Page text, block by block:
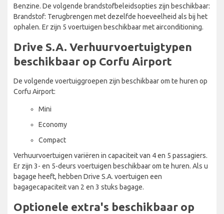
Benzine. De volgende brandstofbeleidsopties zijn beschikbaar:
Brandstof: Terugbrengen met dezelfde hoeveelheid als bij het
ophalen. Er zijn 5 voertuigen beschikbaar met airconditioning.
Drive S.A. Verhuurvoertuigtypen
beschikbaar op Corfu Airport
De volgende voertuiggroepen zijn beschikbaar om te huren op
Corfu Airport:
Mini
Economy
Compact
Verhuurvoertuigen variëren in capaciteit van 4 en 5 passagiers.
Er zijn 3- en 5-deurs voertuigen beschikbaar om te huren. Als u
bagage heeft, hebben Drive S.A. voertuigen een
bagagecapaciteit van 2 en 3 stuks bagage.
Optionele extra's beschikbaar op